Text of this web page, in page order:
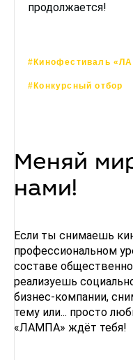
продолжается!
#Кинофестиваль
#Конкурсный отбор
Меняй
нами!
Если ты снимаешь
профессиональном
составе
реализуешь
бизнес-компании,
тему или... просто
«ЛАМПА» ждёт тебя!